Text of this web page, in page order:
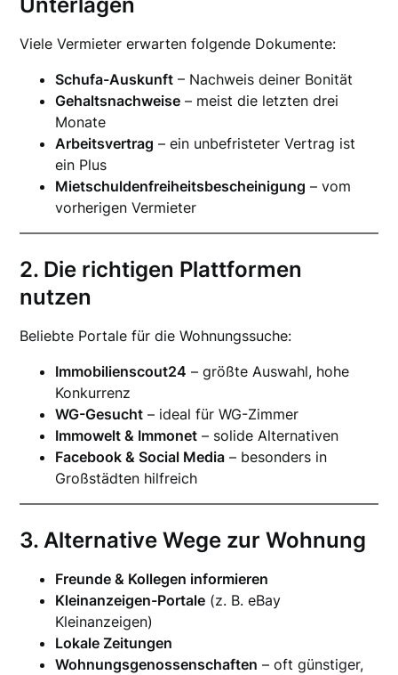
Unterlagen
Viele Vermieter erwarten folgende Dokumente:
Schufa-Auskunft – Nachweis deiner Bonität
Gehaltsnachweise – meist die letzten drei
Monate
Arbeitsvertrag – ein unbefristeter Vertrag ist
ein Plus
Mietschuldenfreiheitsbescheinigung – vom
vorherigen Vermieter
2. Die richtigen Plattformen
nutzen
Beliebte Portale für die Wohnungssuche:
Immobilienscout24 – größte Auswahl, hohe
Konkurrenz
WG-Gesucht – ideal für WG-Zimmer
Immowelt & Immonet – solide Alternativen
Facebook & Social Media – besonders in
Großstädten hilfreich
3. Alternative Wege zur Wohnung
Freunde & Kollegen informieren
Kleinanzeigen-Portale (z. B. eBay
Kleinanzeigen)
Lokale Zeitungen
Wohnungsgenossenschaften – oft günstiger,